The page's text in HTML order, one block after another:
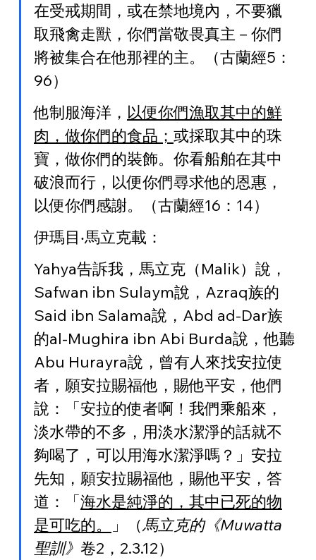
在受戒期間，或在禁地境內，不要獵
取飛禽走獸，你們當敬畏真主－你們
將被集合在他那裡的主。（古蘭經5：
96）
他制服海洋， 以便你們漁取其中的鮮
肉，做你們的食品； 或採取其中的珠
寶，做你們的裝飾。你看船舶在其中
破浪而行，以便你們尋求他的恩惠，
以便你們感謝。（古蘭經16：14）
伊瑪目‧馬立克載：
Yahya告訴我，馬立克（Malik）說，
Safwan ibn Sulaym說，Azraq族的
Said ibn Salama說，Abd ad-Dar族
的al-Mughira ibn Abi Burda說，他聽
Abu Hurayra說，曾有人來找安拉使
者，願安拉賜福他，賜他平安，他們
說：「安拉的使者啊！我們乘船來，
淡水帶的不多，用淡水潔淨的話就不
夠喝了，可以用海水潔淨嗎？」安拉
先知，願安拉賜福他，賜他平安，答
道：「海水是純淨的，其中已死的物
是可吃的。
」（馬立克的《Muwatta
聖訓》 卷2，2.3.12）